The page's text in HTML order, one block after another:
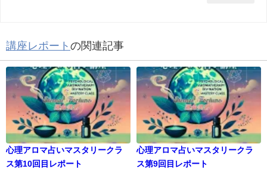
講座レポート の関連記事
心理アロマ占いマスタリークラ
ス第10回目レポート
心理アロマ占いマスタリークラ
ス第9回目レポート